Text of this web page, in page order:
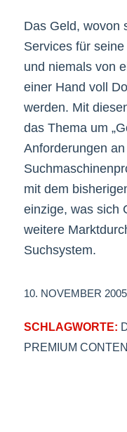
Das Geld, wovon
Services für
und niemals von
einer Hand voll
werden. Mit
das Thema um
Anforderungen
mit dem
einzige, was sich
weitere
Suchsystem.
10. NOVEMBER 2005
SCHLAGWORTE:
PREMIUM